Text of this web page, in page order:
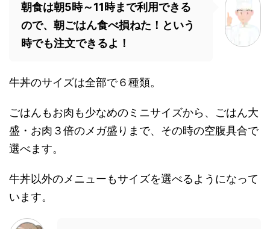
朝食は朝5時～11時まで利用できる
ので、朝ごはん食べ損ねた！という
時でも注文できるよ！
牛丼のサイズは全部で６種類。
ごはんもお肉も少なめのミニサイズから、ごはん大
盛・お肉３倍のメガ盛りまで、その時の空腹具合で
選べます。
牛丼以外のメニューもサイズを選べるようになって
います。